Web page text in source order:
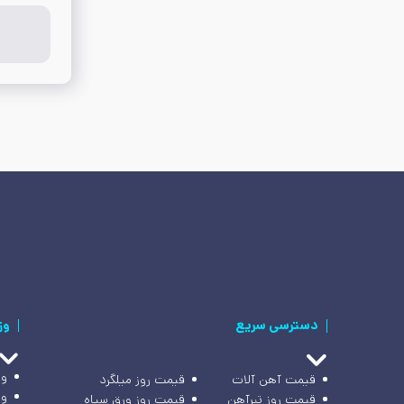
دسترسی سریع
قیمت آهن آلات
قیمت روز میلگرد
قیمت روز تیرآهن
قیمت روز ورق سیاه